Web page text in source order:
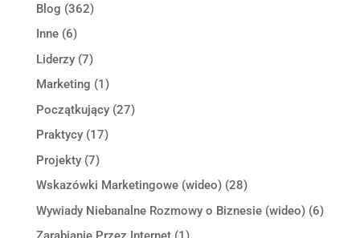
Blog (362)
Inne(6)
Liderzy(7)
Marketing (1)
Początkujący(27)
Praktycy(17)
Projekty(7)
Wskazówki Marketingowe (wideo)(28)
Wywiady Niebanalne Rozmowy o Biznesie (wideo)(6)